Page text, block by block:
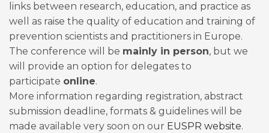
links between research, education, and practice as
well as raise the quality of education and training of
prevention scientists and practitioners in Europe.
The conference will be mainly in person, but we
will provide an option for delegates to
participate online.
More information regarding registration, abstract
submission deadline, formats & guidelines will be
made available very soon on our EUSPR website.